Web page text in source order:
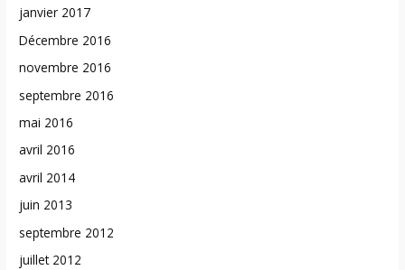
janvier 2017
Décembre 2016
novembre 2016
septembre 2016
mai 2016
avril 2016
avril 2014
juin 2013
septembre 2012
juillet 2012